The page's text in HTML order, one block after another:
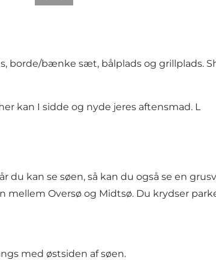
borde/bænke sæt, bålplads og grillplads.
kan I sidde og nyde jeres aftensmad. L
du kan se søen, så kan du også se en
Oversø og Midtsø. Du krydser
med østsiden af søen.